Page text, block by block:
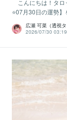
こんにちは！タロ
⭐07月30日の運勢
広瀬 可菜（透視タ
2026/07/30 03:19